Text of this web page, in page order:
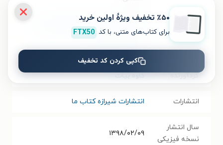
تاریخ معاصر ایران،تاریخ محلی ایران
نویسنده احسان نوری پاشا
گردآورنده کاوه بیات
انتشارات انتشارات شیرازه کتاب ما
سال انتشار
نسخه فیزیکی
۱۳۹۸/۰۲/۰۹
٪۵۰ تخفیف ویژۀ اولین خرید
برای کتاب‌های متنی، با کد FTX50
کپی کردن کد تخفیف